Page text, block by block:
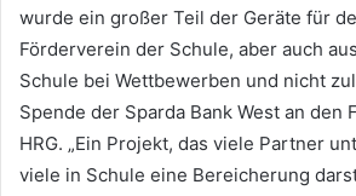
wurde ein großer Teil der Geräte für
Förderverein der Schule, aber auch
Schule bei Wettbewerben und nicht
Spende der Sparda Bank West an den
HRG. „Ein Projekt, das viele Partner
viele in Schule eine Bereicherung